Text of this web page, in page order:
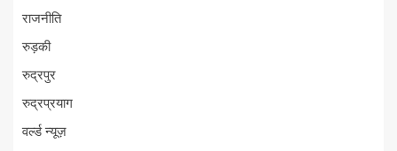
राजनीति
रुड़की
रुद्रपुर
रुद्रप्रयाग
वर्ल्ड न्यूज़